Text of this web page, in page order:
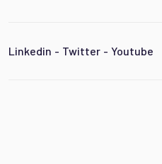
Linkedin - Twitter - Youtube